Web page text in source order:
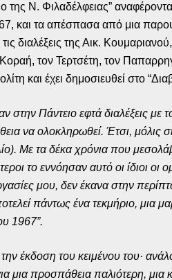
Ν. Φιλαδέλφειας”
και τα απέσπασα από μια
τις διαλέξεις της Αικ.
τον Τερτσέτη, τον
και έχει δημοσιευθεί στο
Πάντειο εφτά διαλέξεις με
να ολοκληρωθεί. Έτσι, μόλις
Με τα δέκα χρόνια που
το εννόησαν αυτό οι ίδιοι οι
μου, δεν έκανα στην
πάντως ένα τεκμήριο, μια
1967”.
έκδοση του κειμένου του·
μια προσπάθεια παλιότερη,